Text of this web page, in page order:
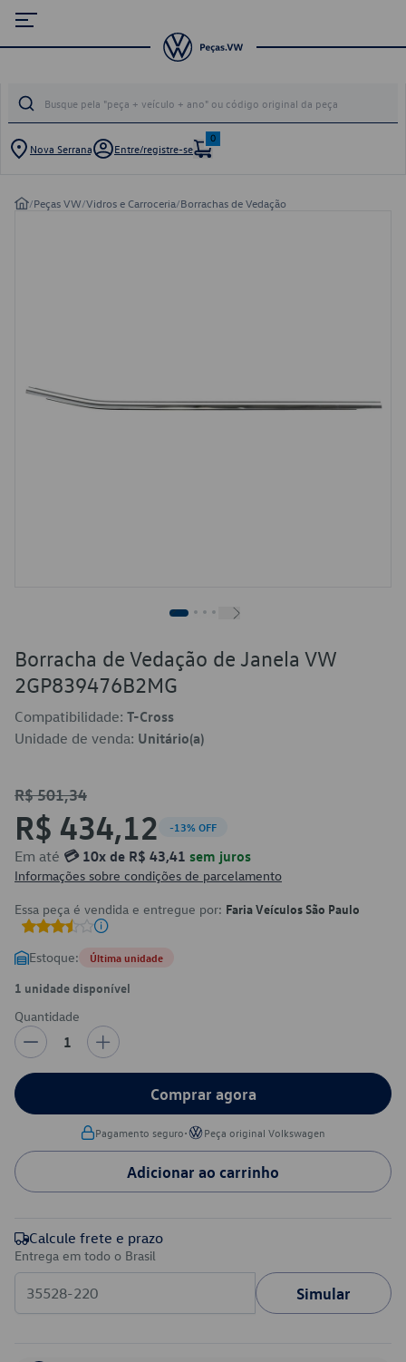
Nova Serrana Entre/registre-se
0
/Peças VW/Vidros e Carroceria/Borrachas de Vedação
Borracha de Vedação de Janela VW
2GP839476B2MG
Compatibilidade: T-Cross
Unidade de venda: Unitário(a)
R$ 501,34
R$ 434,12 -13% OFF
Em até 💳 10x de R$ 43,41 sem juros
Informações sobre condições de parcelamento
Essa peça é vendida e entregue por: Faria Veículos São Paulo
Estoque: Última unidade
1 unidade disponível
Quantidade
1
Comprar agora
Pagamento seguro• Peça original Volkswagen
Adicionar ao carrinho
Calcule frete e prazo
Entrega em todo o Brasil
Simular